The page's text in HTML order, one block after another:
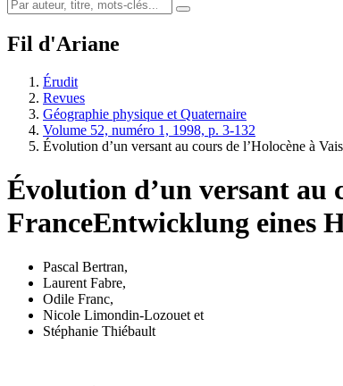
Fil d'Ariane
Érudit
Revues
Géographie physique et Quaternaire
Volume 52, numéro 1, 1998, p. 3-132
Évolution d’un versant au cours de l’Holocène à
Évolution d’un versant au
FranceEntwicklung eines
Pascal Bertran,
Laurent Fabre,
Odile Franc,
Nicole Limondin-Lozouet et
Stéphanie Thiébault